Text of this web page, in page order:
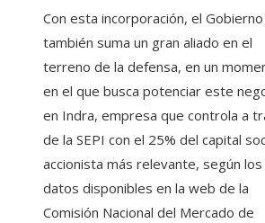
Con esta incorporación, el Gobierno
también suma un gran aliado en el
terreno de la defensa, en un
en el que busca potenciar este
en Indra, empresa que controla a
de la SEPI con el 25% del capital
accionista más relevante, según los
datos disponibles en la web de la
Comisión Nacional del Mercado de